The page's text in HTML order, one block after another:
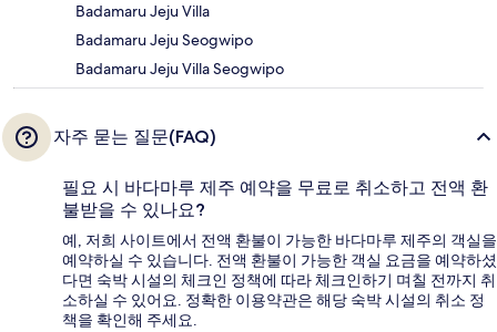
Badamaru Jeju Villa
Badamaru Jeju Seogwipo
Badamaru Jeju Villa Seogwipo
자주 묻는 질문(FAQ)
필요 시 바다마루 제주 예약을 무료로 취소하고 전액 환
불받을 수 있나요?
예, 저희 사이트에서 전액 환불이 가능한 바다마루 제주의 객실을
예약하실 수 있습니다. 전액 환불이 가능한 객실 요금을 예약하셨
다면 숙박 시설의 체크인 정책에 따라 체크인하기 며칠 전까지 취
소하실 수 있어요. 정확한 이용약관은 해당 숙박 시설의 취소 정
책을 확인해 주세요.